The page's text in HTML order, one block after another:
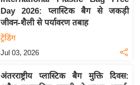
Day 2026: प्लास्टिक बैग से जकड़ी
जीवन-शैली से पर्यावरण तबाह
ट्रेंडिंग
Jul 03, 2026
अंतरराष्ट्रीय प्लास्टिक बैग मुक्ति दिवस: